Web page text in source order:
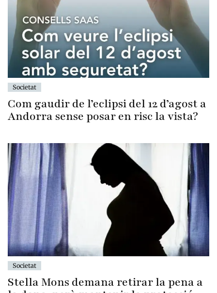
Societat
Com gaudir de l’eclipsi del 12 d’agost a
Andorra sense posar en risc la vista?
Societat
Stella Mons demana retirar la pena a